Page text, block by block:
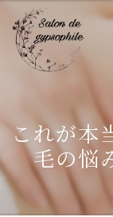
これが本
毛の悩